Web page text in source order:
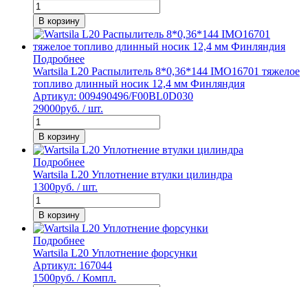
В корзину
Подробнее
Wartsila L20 Распылитель 8*0,36*144 IMO16701 тяжелое
топливо длинный носик 12,4 мм Финляндия
Артикул: 009490496/F00BL0D030
29000руб. / шт.
В корзину
Подробнее
Wartsila L20 Уплотнение втулки цилиндра
1300руб. / шт.
В корзину
Подробнее
Wartsila L20 Уплотнение форсунки
Артикул: 167044
1500руб. / Компл.